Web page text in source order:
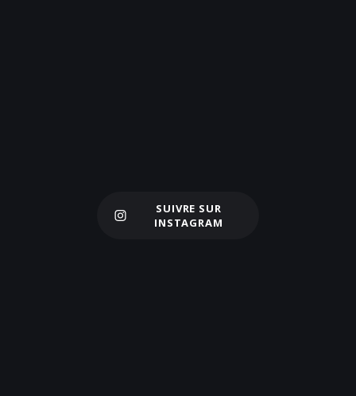
Charger plus
SUIVRE SUR
INSTAGRAM